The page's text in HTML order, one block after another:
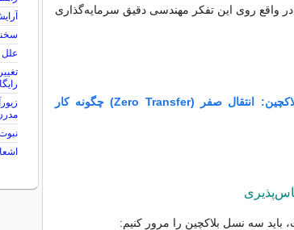
در واقع روی این تفکر مهندسی دقیق سرمایه‌گذاری
کلاهبرداری جدید در بلاکچین: انتقال صفر (Zero Transfer) چگونه کار
باید سه نسل بلاکچین را مرور کنیم:
علل